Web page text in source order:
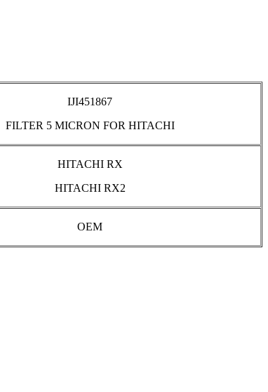
IJI451867
FILTER 5 MICRON FOR HITACHI
HITACHI RX
HITACHI RX2
OEM